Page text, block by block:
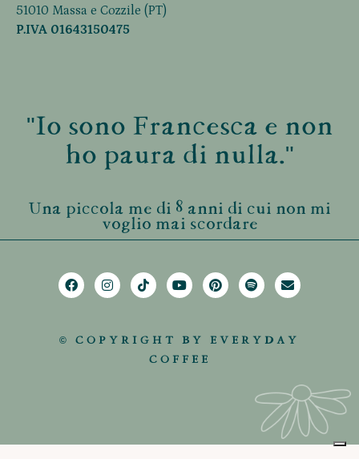
51010 Massa e Cozzile (PT)
P.IVA 01643150475
"Io sono Francesca e non
ho paura di nulla."
Una piccola me di 8 anni di cui non mi
voglio mai scordare
© COPYRIGHT BY EVERYDAY
COFFEE